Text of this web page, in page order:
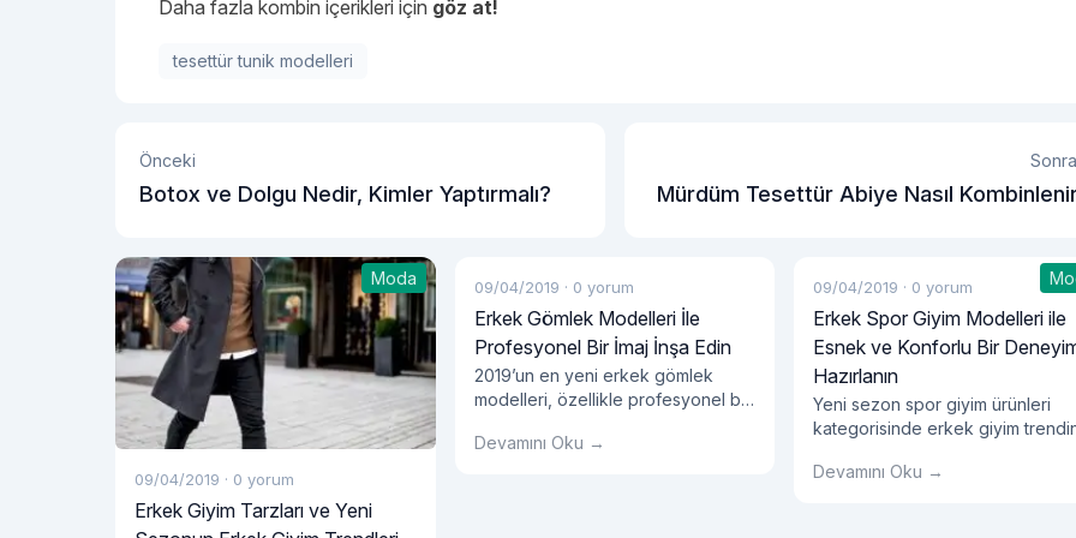
Daha fazla kombin içerikleri için göz at!
tesettür tunik modelleri
Önceki
Botox ve Dolgu Nedir, Kimler Yaptırmalı? Mürdüm Tesettür Abiye Nasıl
Moda
09/04/2019 · 0 yorum
Erkek Giyim Tarzları ve Yeni
09/04/2019 · 0 yorum
Erkek Gömlek Modelleri İle
Profesyonel Bir İmaj İnşa Edin
2019’un en yeni erkek gömlek
modelleri, özellikle profesyonel bir
fırsatlar sunuyor. Erkek gömlek
Devamını Oku →
09/04/2019 · 0 yorum
Erkek Spor Giyim Modelleri ile
Esnek ve Konforlu Bir
Hazırlanın
Yeni sezon spor giyim ürünleri
kategorisinde erkek giyim
nitelikte parçalar dikkat çekiyor.
Devamını Oku →